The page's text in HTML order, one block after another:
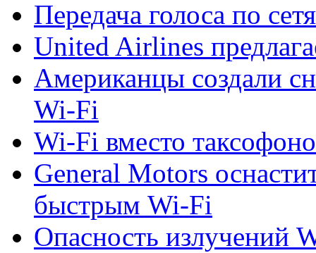
Передача голоса по
United Airlines
Американцы создали
Wi-Fi
Wi-Fi вместо
General Motors
быстрым Wi-Fi
Опасность излучений